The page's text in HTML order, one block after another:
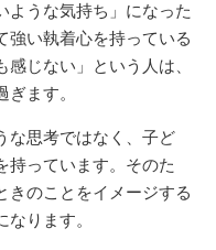
ような気持ち」になった
強い執着心を持っている
じない」という人は、
ます。
な思考ではなく、子ど
持っています。そのた
きのことをイメージする
ります。